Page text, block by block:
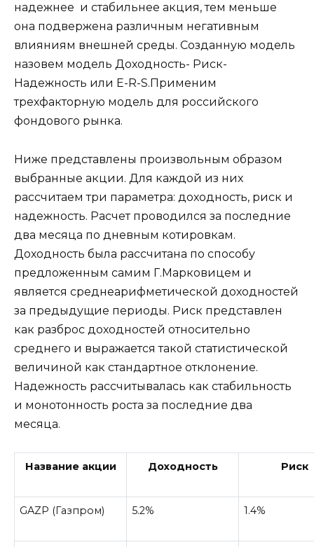
надежнее и стабильнее акция, тем меньше
она подвержена различным негативным
влияниям внешней среды. Созданную модель
назовем модель Доходность- Риск-
Надежность или E-R-S.Применим
трехфакторную модель для российского
фондового рынка.
Ниже представлены произвольным образом
выбранные акции. Для каждой из них
рассчитаем три параметра: доходность, риск и
надежность. Расчет проводился за последние
два месяца по дневным котировкам.
Доходность была рассчитана по способу
предложенным самим Г.Марковицем и
является среднеарифметической доходностей
за предыдущие периоды. Риск представлен
как разброс доходностей относительно
среднего и выражается такой статистической
величиной как стандартное отклонение.
Надежность рассчитывалась как стабильность
и монотонность роста за последние два
месяца.
Название акции Доходность Риск
GAZP (Газпром) 5.2% 1.4%